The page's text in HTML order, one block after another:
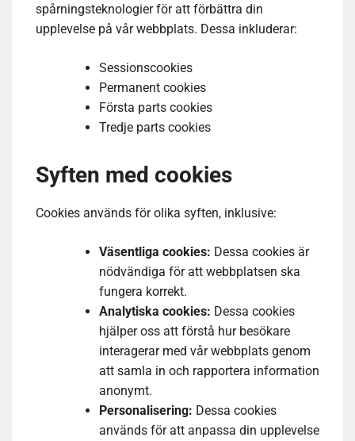
spårningsteknologier för att förbättra din
upplevelse på vår webbplats. Dessa inkluderar:
Sessionscookies
Permanent cookies
Första parts cookies
Tredje parts cookies
Syften med cookies
Cookies används för olika syften, inklusive:
Väsentliga cookies: Dessa cookies är
nödvändiga för att webbplatsen ska
fungera korrekt.
Analytiska cookies: Dessa cookies
hjälper oss att förstå hur besökare
interagerar med vår webbplats genom
att samla in och rapportera information
anonymt.
Personalisering: Dessa cookies
används för att anpassa din upplevelse